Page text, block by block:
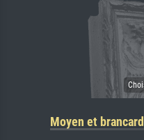
Moyen et brancard